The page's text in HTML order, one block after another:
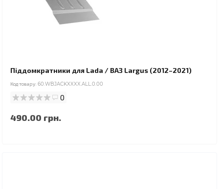
Піддомкратники для Lada / ВАЗ Largus (2012–2021)
Код товару: 60.WBJACKXXXX.ALL.0.00
0
490.00 грн.